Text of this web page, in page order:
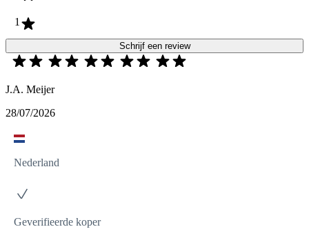
1
Schrijf een review
J.A. Meijer
28/07/2026
Nederland
Geverifieerde koper